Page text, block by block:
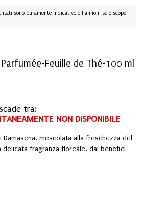
sono puramente indicative e hanno il solo scopo
Feuille de Thé-100 ml
tra:
NON DISPONIBILE
Damasena, mescolata alla freschezza del
delicata fragranza floreale, dai benefici